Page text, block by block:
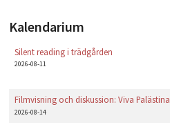
Kalendarium
Silent reading i trädgården
2026-08-11
Filmvisning och diskussion: Viva Palästina
2026-08-14